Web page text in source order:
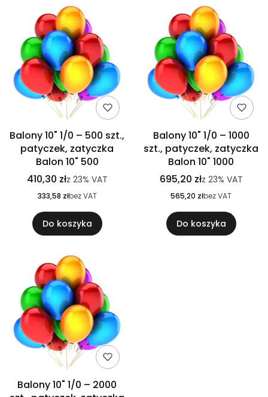
Balony 10" 1/0 – 500 szt.,
patyczek, zatyczka
Balon 10" 500
410,30 złz 23% VAT
333,58 złbez VAT
Do koszyka
Balony 10" 1/0 – 1000
szt., patyczek, zatyczka
Balon 10" 1000
695,20 złz 23% VAT
565,20 złbez VAT
Do koszyka
Balony 10" 1/0 – 2000